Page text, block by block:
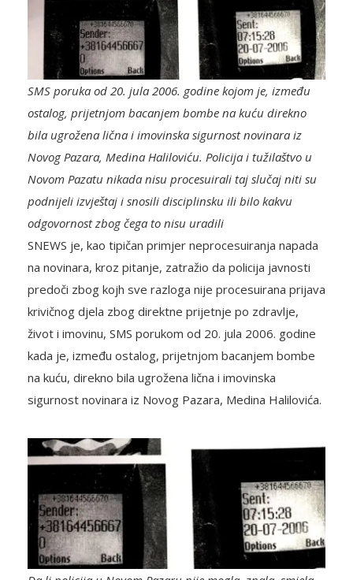
SMS poruka od 20. jula 2006. godine kojom je, između
ostalog, prijetnjom bacanjem bombe na kuću direkno
bila ugrožena lična i imovinska sigurnost novinara iz
Novog Pazara, Medina Haliloviću. Policija i tužilaštvo u
Novom Pazatu nikada nisu procesuirali taj slučaj niti su
podnijeli izvještaj i snosili disciplinsku ili bilo kakvu
odgovornost zbog čega to nisu uradili
SNEWS je, kao tipičan primjer neprocesuiranja napada
na novinara, kroz pitanje, zatražio da policija javnosti
predoči zbog kojh sve razloga nije procesuirana prijava
krivičnog djela zbog direktne prijetnje po zdravlje,
život i imovinu, SMS porukom od 20. jula 2006. godine
kada je, između ostalog, prijetnjom bacanjem bombe
na kuću, direkno bila ugrožena lična i imovinska
sigurnost novinara iz Novog Pazara, Medina Halilovića.